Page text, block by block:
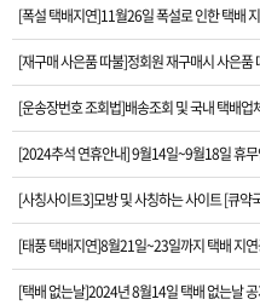
[택배 없는날]2024년
[광복절] 8월 택배 없
[ios앱 오픈]아이폰 고
[6월6일현충일]휴무
[제품 가격인하]2024
[폭설 택배지연]11월26일 폭설로 인한 택배
[재구매 사은품 따불]정회원 재구매시 사은품
[운송장번호 조회법]배송조회 및 국내 택배업
[2024추석 연휴안내] 9월14일~9월18일 휴
[사칭사이트3]모방 및 사칭하는 사이트 [큐약
[태풍 택배지연]8월21일~23일까지 택배 지
[택배 없는날]2024년 8월14일 택배 없는날